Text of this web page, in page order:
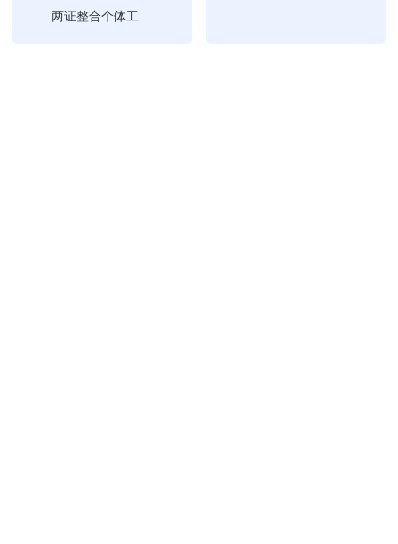
两证整合个体工商户信息变...